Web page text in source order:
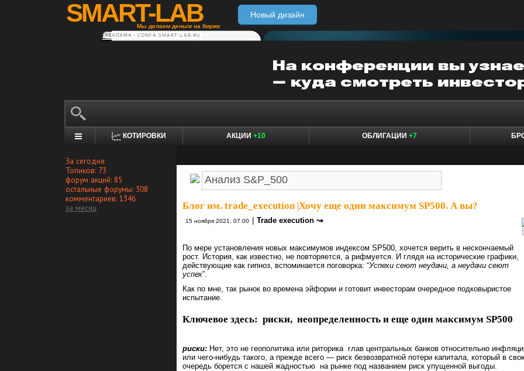
SMART-LAB
Мы делаем деньги на бирже
Новый дизайн
РЕКЛАМА • CONFA.SMART-LAB.RU
КОТИРОВКИ АКЦИИ +10 ОБЛИГАЦИИ +7
За сегодня
Топиков: 73
форум акций: 85
остальные форумы: 308
комментариев: 1346
за месяц
Блог им. trade_execution| Хочу еще одни максимум SP500. А вы?
15 ноября 2021, 07:00 Trade execution ↝
По мере установления новых максимумов индексом SP500, хочется верить в нескончаемый
рост. История, как известно, не повторяется, а рифмуется. И глядя на исторические графики,
действующие как гипноз, вспоминается поговорка: “Успехи сеют неудачи, а неудачи сеют
успех”.
Как по мне, так рынок во времена эйфории и готовит инвесторам очередное подковыристое
испытание.
Ключевое здесь: риски, неопределенность и еще один максимум SP500
риски: Нет, это не геополитика или риторика глав центральных банков относительно
или чего-нибудь такого, а прежде всего — риск безвозвратной потери капитала, который в
очередь борется с нашей жадностью на рынке под названием риск упущенной выгоды.